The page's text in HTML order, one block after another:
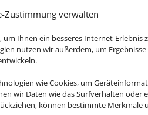
Zustimmung verwalten
Ihnen ein besseres Internet-Erlebnis
nutzen wir außerdem, um
wie Cookies, um
wir Daten wie das Surfverhalten oder
können bestimmte
oder Formularfelder –
auch ohne Maus.